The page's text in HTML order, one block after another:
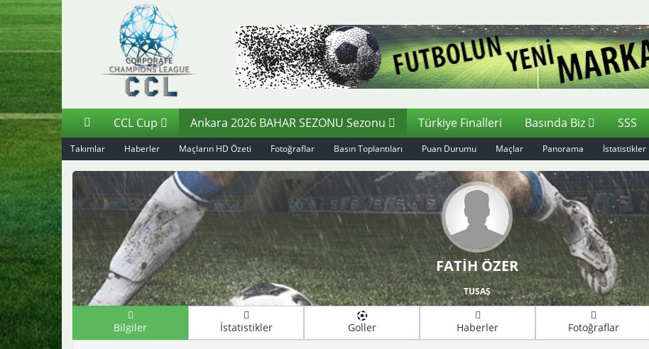
CCL Cup Ankara 2026 BAHAR SEZONU Sezonu Türkiye Finalleri Basında Biz SSS
Takımlar Haberler Maçların HD Özeti Fotoğraflar Basın Toplantıları Puan Durumu Maçlar Panorama İstatistikler
FATİH ÖZER
TUSAŞ
Bilgiler İstatistikler Goller Haberler Fotoğraflar